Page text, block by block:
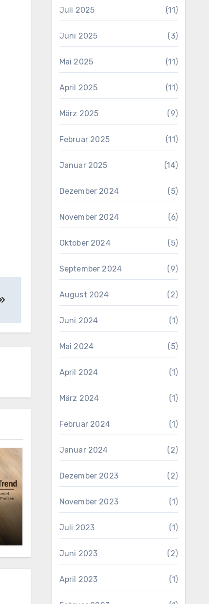
Juli 2025 (11)
Juni 2025 (3)
Mai 2025 (11)
April 2025 (11)
März 2025 (9)
Februar 2025 (11)
Januar 2025 (14)
Dezember 2024 (5)
November 2024 (6)
Oktober 2024 (5)
September 2024 (9)
August 2024 (2)
Juni 2024 (1)
Mai 2024 (5)
April 2024 (1)
März 2024 (1)
Februar 2024 (1)
Januar 2024 (2)
Dezember 2023 (2)
November 2023 (1)
Juli 2023 (1)
Juni 2023 (2)
April 2023 (1)